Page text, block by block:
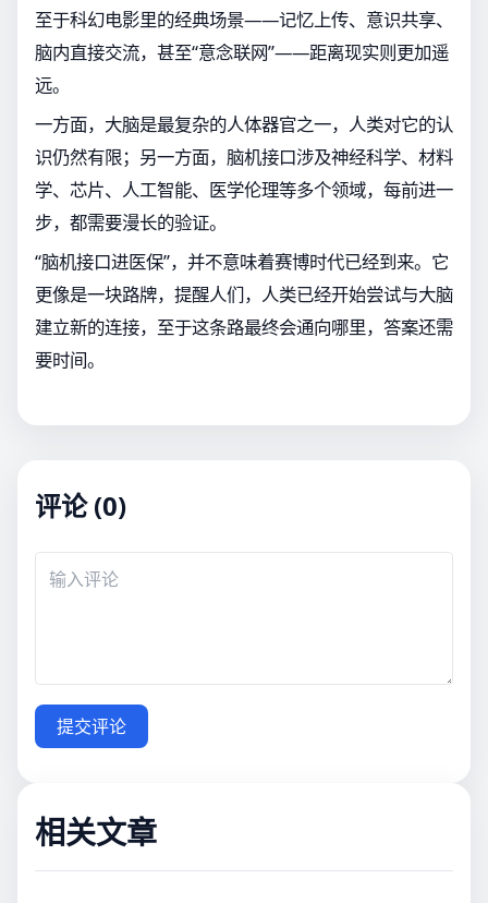
至于科幻电影里的经典场景——记忆上传、意识共享、
脑内直接交流，甚至“意念联网”——距离现实则更加遥
远。
一方面，大脑是最复杂的人体器官之一，人类对它的认
识仍然有限；另一方面，脑机接口涉及神经科学、材料
学、芯片、人工智能、医学伦理等多个领域，每前进一
步，都需要漫长的验证。
“脑机接口进医保”，并不意味着赛博时代已经到来。它
更像是一块路牌，提醒人们，人类已经开始尝试与大脑
建立新的连接，至于这条路最终会通向哪里，答案还需
要时间。
评论 (0)
提交评论
相关文章